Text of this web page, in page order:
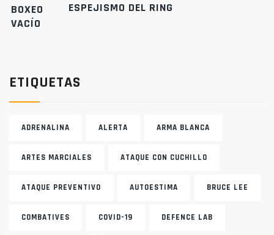
ESPEJISMO DEL RING
ETIQUETAS
ADRENALINA ALERTA ARMA BLANCA
ARTES MARCIALES ATAQUE CON CUCHILLO
ATAQUE PREVENTIVO AUTOESTIMA BRUCE LEE
COMBATIVES COVID-19 DEFENCE LAB